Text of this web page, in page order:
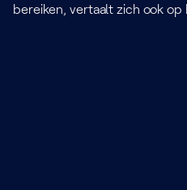
bereiken, vertaalt zich ook